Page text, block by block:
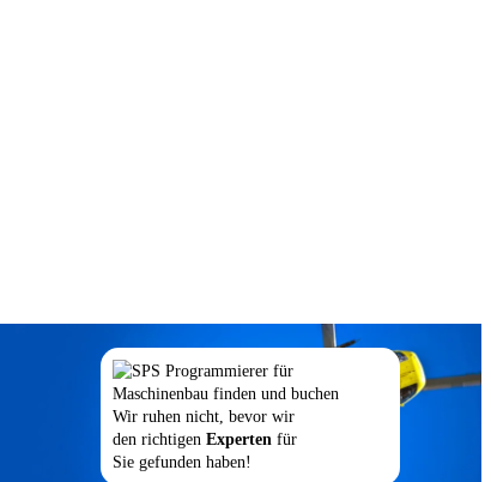
Wir ruhen nicht, bevor wir
den richtigen Experten für
Sie gefunden haben!